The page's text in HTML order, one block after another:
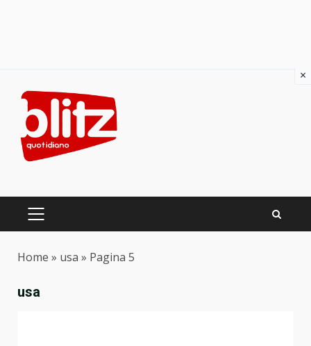
content
PRIMARY
Home » usa » Pagina 5
usa
×